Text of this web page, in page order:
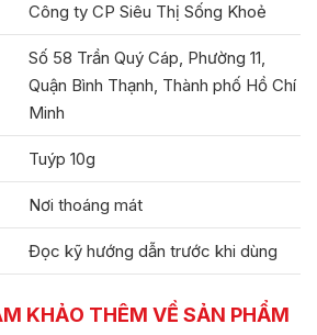
Công ty CP Siêu Thị Sống Khoẻ
Số 58 Trần Quý Cáp, Phường 11,
Quận Bình Thạnh, Thành phố Hồ Chí
Minh
Tuýp 10g
Nơi thoáng mát
Đọc kỹ hướng dẫn trước khi dùng
KHẢO THÊM VỀ SẢN PHẨM